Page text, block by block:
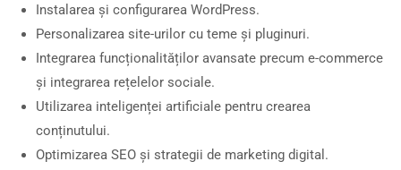
Instalarea și configurarea WordPress.
Personalizarea site-urilor cu teme și pluginuri.
Integrarea funcționalităților avansate precum e-commerce
și integrarea rețelelor sociale.
Utilizarea inteligenței artificiale pentru crearea
conținutului.
Optimizarea SEO și strategii de marketing digital.